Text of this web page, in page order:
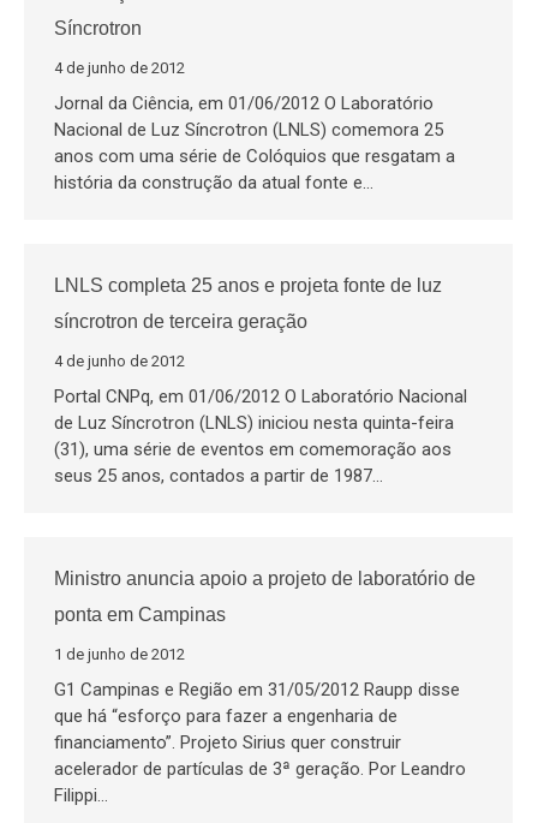
Síncrotron
4 de junho de 2012
Jornal da Ciência, em 01/06/2012 O Laboratório
Nacional de Luz Síncrotron (LNLS) comemora 25
anos com uma série de Colóquios que resgatam a
história da construção da atual fonte e…
LNLS completa 25 anos e projeta fonte de luz
síncrotron de terceira geração
4 de junho de 2012
Portal CNPq, em 01/06/2012 O Laboratório Nacional
de Luz Síncrotron (LNLS) iniciou nesta quinta-feira
(31), uma série de eventos em comemoração aos
seus 25 anos, contados a partir de 1987…
Ministro anuncia apoio a projeto de laboratório de
ponta em Campinas
1 de junho de 2012
G1 Campinas e Região em 31/05/2012 Raupp disse
que há “esforço para fazer a engenharia de
financiamento”. Projeto Sirius quer construir
acelerador de partículas de 3ª geração. Por Leandro
Filippi…